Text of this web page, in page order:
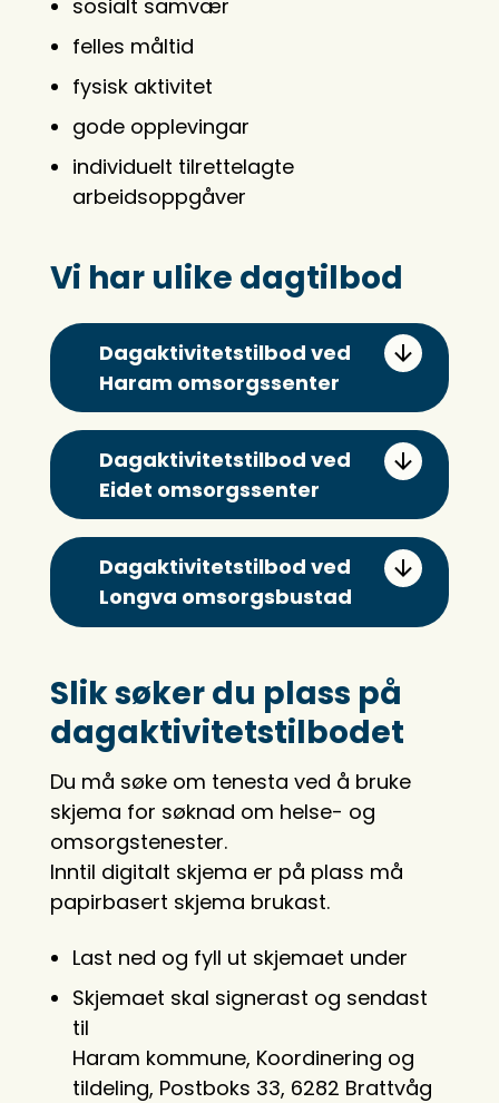
sosialt samvær
felles måltid
fysisk aktivitet
gode opplevingar
individuelt tilrettelagte
arbeidsoppgåver
Vi har ulike dagtilbod
Dagaktivitetstilbod ved
Haram omsorgssenter
Dagaktivitetstilbod ved
Eidet omsorgssenter
Dagaktivitetstilbod ved
Longva omsorgsbustad
Slik søker du plass på
dagaktivitetstilbodet
Du må søke om tenesta ved å bruke
skjema for søknad om helse- og
omsorgstenester.
Inntil digitalt skjema er på plass må
papirbasert skjema brukast.
Last ned og fyll ut skjemaet under
Skjemaet skal signerast og sendast
til
Haram kommune, Koordinering og
tildeling, Postboks 33, 6282 Brattvåg